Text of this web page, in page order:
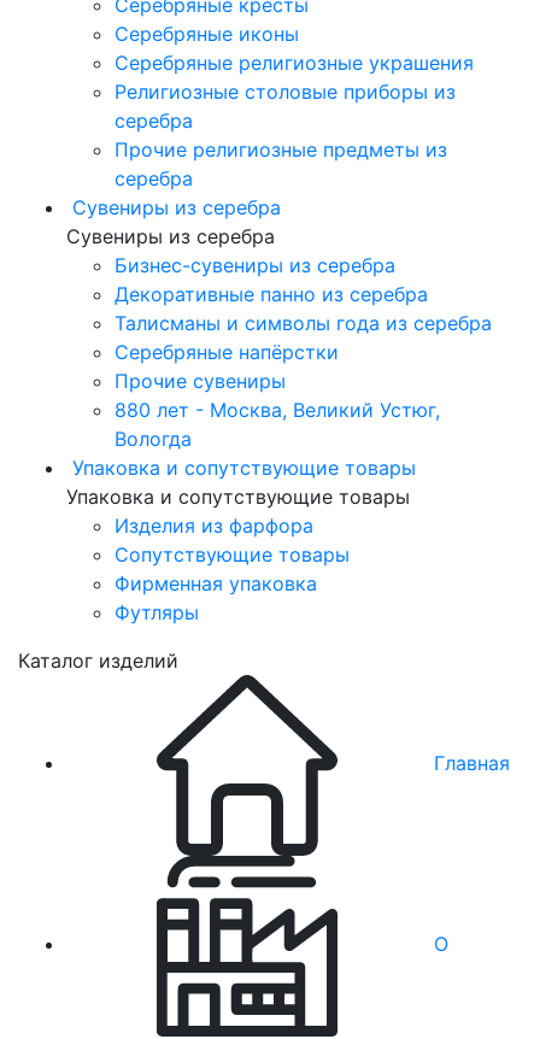
Серебряные иконы
Серебряные религиозные украшения
Религиозные столовые приборы из
серебра
Прочие религиозные предметы из
серебра
Сувениры из серебра
Сувениры из серебра
Бизнес-сувениры из серебра
Декоративные панно из серебра
Талисманы и символы года из серебра
Серебряные напёрстки
Прочие сувениры
880 лет - Москва, Великий Устюг,
Вологда
Упаковка и сопутствующие товары
Упаковка и сопутствующие товары
Изделия из фарфора
Сопутствующие товары
Фирменная упаковка
Футляры
Каталог изделий
Главная
О